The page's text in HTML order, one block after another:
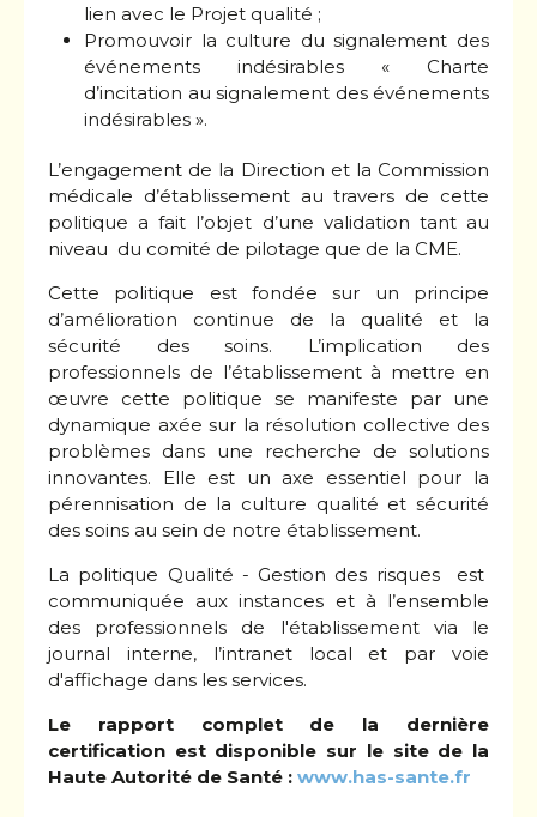
lien avec le Projet qualité ;
Promouvoir la culture du signalement des
événements indésirables « Charte
d’incitation au signalement des événements
indésirables ».
L’engagement de la Direction et la Commission
médicale d’établissement au travers de cette
politique a fait l’objet d’une validation tant au
niveau du comité de pilotage que de la CME.
Cette politique est fondée sur un principe
d’amélioration continue de la qualité et la
sécurité des soins. L’implication des
professionnels de l’établissement à mettre en
œuvre cette politique se manifeste par une
dynamique axée sur la résolution collective des
problèmes dans une recherche de solutions
innovantes. Elle est un axe essentiel pour la
pérennisation de la culture qualité et sécurité
des soins au sein de notre établissement.
La politique Qualité - Gestion des risques est
communiquée aux instances et à l’ensemble
des professionnels de l'établissement via le
journal interne, l’intranet local et par voie
d'affichage dans les services.
Le rapport complet de la dernière
certification est disponible sur le site de la
Haute Autorité de Santé : www.has-sante.fr